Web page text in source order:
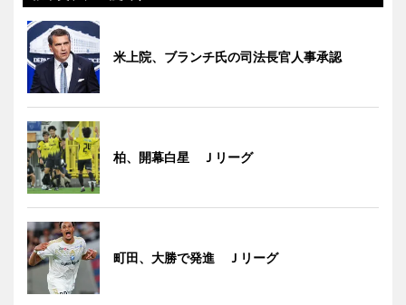
米上院、ブランチ氏の司法長官人事承認
柏、開幕白星 Ｊリーグ
町田、大勝で発進 Ｊリーグ